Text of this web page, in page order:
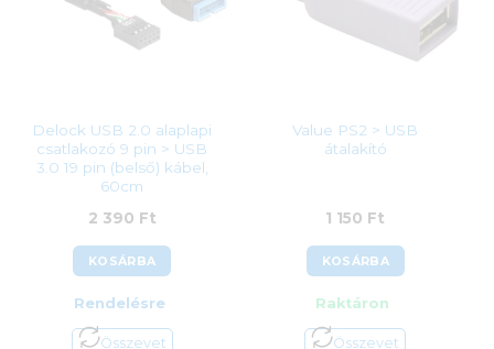
Delock USB 2.0 alaplapi
csatlakozó 9 pin > USB
3.0 19 pin (belső) kábel,
60cm
2 390 Ft
KOSÁRBA
Rendelésre
Összevet
Value PS2 > USB
átalakító
1 150 Ft
KOSÁRBA
Raktáron
Összevet